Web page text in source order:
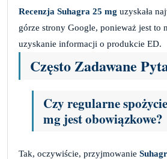
Recenzja Suhagra 25 mg uzyskała
górze strony Google, ponieważ jest to
uzyskanie informacji o produkcie ED.
Często Zadawane
Czy regularne
mg jest obowiązkowe?
Tak, oczywiście, przyjmowanie